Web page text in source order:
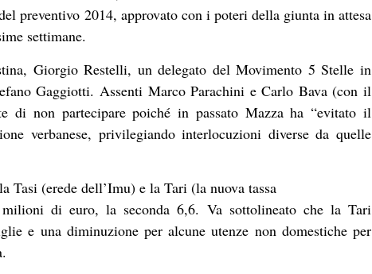
preventivo 2014, approvato con i poteri della giunta in attesa
settimane.
Giorgio Restelli, un delegato del Movimento 5 Stelle in
Gaggiotti. Assenti Marco Parachini e Carlo Bava (con il
di non partecipare poiché in passato Mazza ha “evitato il
verbanese, privilegiando interlocuzioni diverse da quelle
(erede dell’Imu) e la Tari (la nuova tassa
di euro, la seconda 6,6. Va sottolineato che la Tari
e una diminuzione per alcune utenze non domestiche per